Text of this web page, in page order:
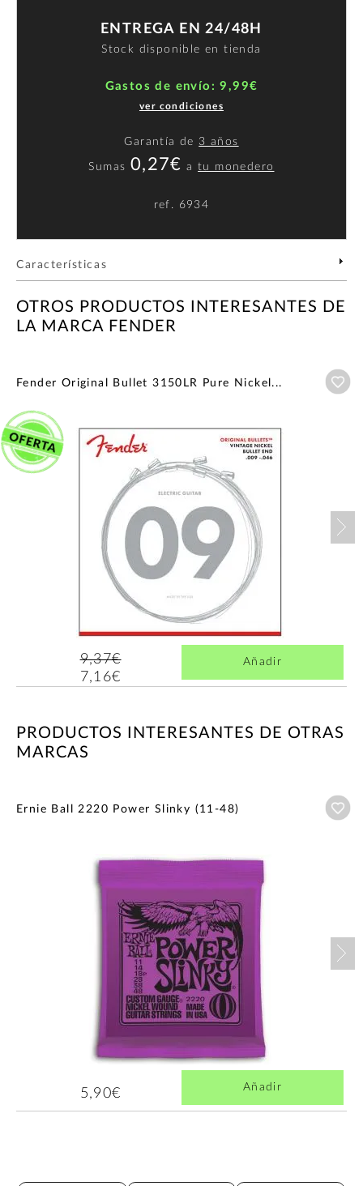
ENTREGA EN 24/48H
Stock disponible en tienda
Gastos de envío: 9,99€
ver condiciones
Garantía de 3 años
Sumas 0,27€ atu monedero
ref. 6934
Características
OTROS PRODUCTOS INTERESANTES DE
LA MARCA FENDER
Fender Original Bullet 3150LR Pure Nickel...
9,37€
7,16€
Añadir
PRODUCTOS INTERESANTES DE OTRAS
MARCAS
Ernie Ball 2220 Power Slinky (11-48)
5,90€ Añadir